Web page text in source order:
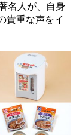
名人が、自身
貴重な声をイ